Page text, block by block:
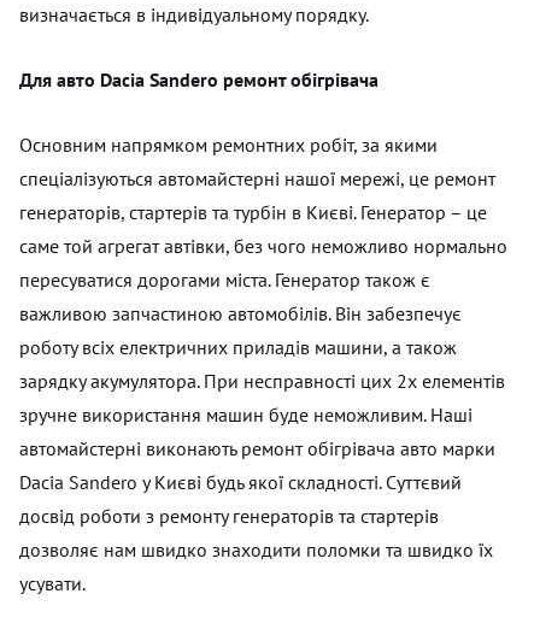
визначається в індивідуальному порядку.
Для авто Dacia Sandero ремонт обігрівача
Основним напрямком ремонтних робіт, за якими
спеціалізуються автомайстерні нашої мережі, це ремонт
генераторів, стартерів та турбін в Києві. Генератор – це
саме той агрегат автівки, без чого неможливо нормально
пересуватися дорогами міста. Генератор також є
важливою запчастиною автомобілів. Він забезпечує
роботу всіх електричних приладів машини, а також
зарядку акумулятора. При несправності цих 2х елементів
зручне використання машин буде неможливим. Наші
автомайстерні виконають ремонт обігрівача авто марки
Dacia Sandero у Києві будь якої складності. Суттєвий
досвід роботи з ремонту генераторів та стартерів
дозволяє нам швидко знаходити поломки та швидко їх
усувати.